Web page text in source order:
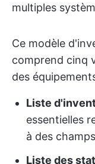
multiples
Ce modèle
comprend cinq
des
Liste
essentielles
à des
Liste des